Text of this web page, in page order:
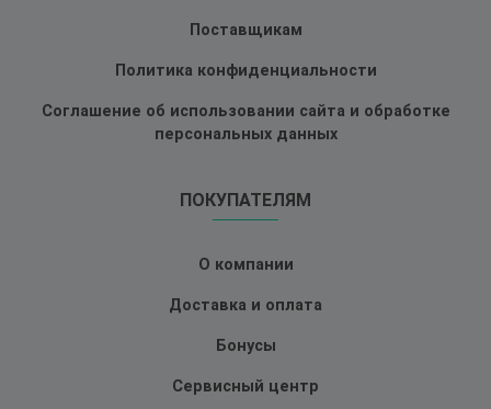
Поставщикам
Политика конфиденциальности
Соглашение об использовании сайта и обработке
персональных данных
ПОКУПАТЕЛЯМ
О компании
Доставка и оплата
Бонусы
Сервисный центр